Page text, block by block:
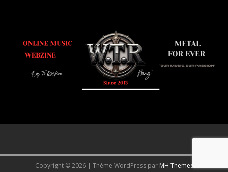
Copyright © 2026 | Thème WordPress par MH Themes